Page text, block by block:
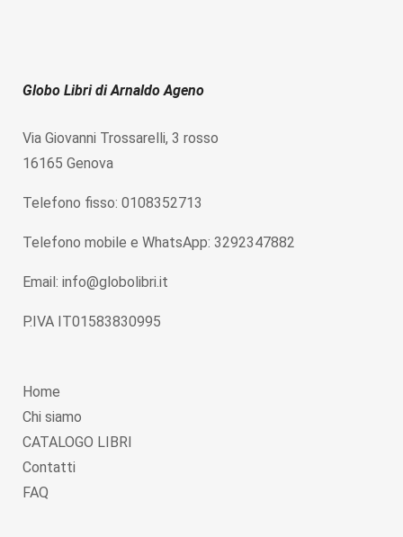
Globo Libri di Arnaldo Ageno
Via Giovanni Trossarelli, 3 rosso
16165 Genova
Telefono fisso: 0108352713
Telefono mobile e WhatsApp: 3292347882
Email: info@globolibri.it
P.IVA IT01583830995
Home
Chi siamo
CATALOGO LIBRI
Contatti
FAQ